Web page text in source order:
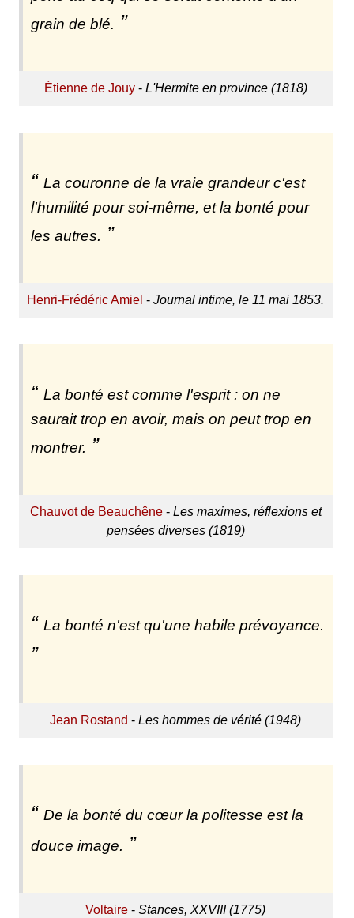
grain de blé.
Étienne de Jouy- L'Hermite en province (1818)
La couronne de la vraie grandeur c'est
l'humilité pour soi-même, et la bonté pour
les autres.
Henri-Frédéric Amiel -Journal intime, le 11 mai 1853.
La bonté est comme l'esprit : on ne
saurait trop en avoir, mais on peut trop en
montrer.
Chauvot de Beauchêne- Les maximes, réflexions et
pensées diverses (1819)
La bonté n'est qu'une habile prévoyance.
Jean Rostand -Les hommes de vérité (1948)
De la bonté du cœur la politesse est la
douce image.
Voltaire -Stances, XXVIII (1775)